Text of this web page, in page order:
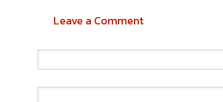
Leave a Comment